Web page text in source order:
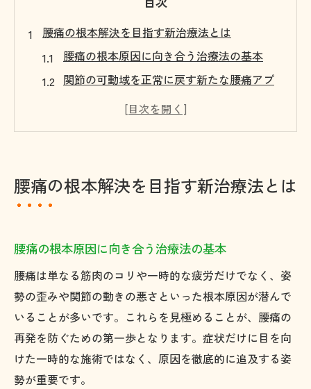
腰痛の根本解決を目指す新治療法とは
腰痛の根本原因に向き合う治療法の基本
関節の可動域を正常に戻す新たな腰痛アプ
腰痛の再発を防ぐための治療ステップ紹介
腰痛の原因を正しく理解し根本治療へ導く
腰痛を根本から改善するための原因分析方
法
当院独自の関節アプローチで腰痛改善を目
指す
繰り返す腰痛の背景にある身体の問題を探
腰痛の根本解決を目指す新治療法とは
腰痛の根本原因に向き合う治療法の基本
腰痛は単なる筋肉のコリや一時的な疲労だけでなく、姿
勢の歪みや関節の動きの悪さといった根本原因が潜んで
いることが多いです。これらを見極めることが、腰痛の
再発を防ぐための第一歩となります。症状だけに目を向
けた一時的な施術ではなく、原因を徹底的に追及する姿
勢が重要です。